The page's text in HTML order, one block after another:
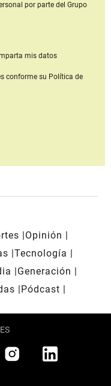
por parte del Grupo
mis datos
conforme su Política de
Opinión
Tecnología
Generación
Pódcast